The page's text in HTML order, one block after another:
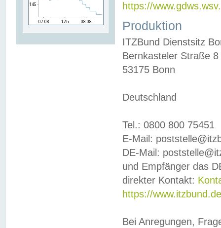
https://
Produktion
ITZBund Dienstsitz
Bernkasteler Straße 8
53175 Bonn
Deutschland
Tel.: 0800 800 75451
E-Mail:
DE-Mail:
und Empfänger das
direkter Kontakt:
https://
Bei Anregungen,